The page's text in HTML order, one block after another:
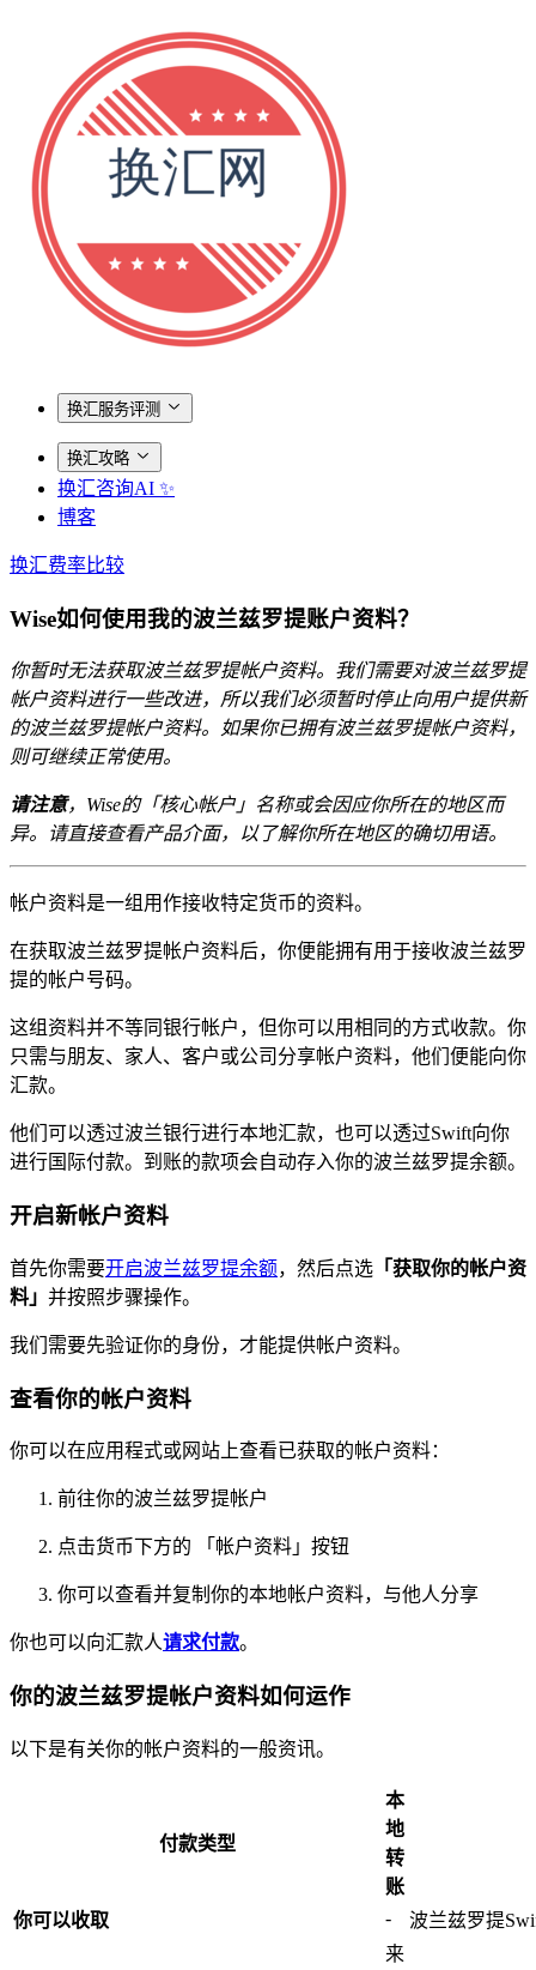
换汇服务评测
换汇攻略
换汇咨询AI ✨
博客
换汇费率比较
Wise如何使用我的波兰兹罗提账户资料？
你暂时无法获取波兰兹罗提帐户资料。我们需要对波兰兹罗提
帐户资料进行一些改进，所以我们必须暂时停止向用户提供新
的波兰兹罗提帐户资料。如果你已拥有波兰兹罗提帐户资料，
则可继续正常使用。
请注意，Wise的「核心帐户」名称或会因应你所在的地区而
异。请直接查看产品介面，以了解你所在地区的确切用语。
帐户资料是一组用作接收特定货币的资料。
在获取波兰兹罗提帐户资料后，你便能拥有用于接收波兰兹罗
提的帐户号码。
这组资料并不等同银行帐户，但你可以用相同的方式收款。你
只需与朋友、家人、客户或公司分享帐户资料，他们便能向你
汇款。
他们可以透过波兰银行进行本地汇款，也可以透过Swift向你
进行国际付款。到账的款项会自动存入你的波兰兹罗提余额。
开启新帐户资料
首先你需要开启波兰兹罗提余额，然后点选 「获取你的帐户资
料」 并按照步骤操作。
我们需要先验证你的身份，才能提供帐户资料。
查看你的帐户资料
你可以在应用程式或网站上查看已获取的帐户资料：
前往你的波兰兹罗提帐户
点击货币下方的 「帐户资料」按钮
你可以查看并复制你的本地帐户资料，与他人分享
你也可以向汇款人请求付款。
你的波兰兹罗提帐户资料如何运作
以下是有关你的帐户资料的一般资讯。
付款类型
本
地
转
账
你可以收取
- 波兰兹罗提
来